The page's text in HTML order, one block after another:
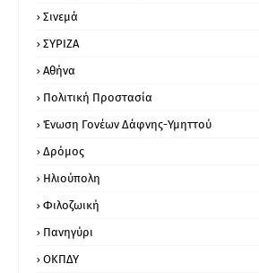
Σινεμά
ΣΥΡΙΖΑ
Αθήνα
Πολιτική Προστασία
Ένωση Γονέων Δάφνης-Υμηττού
Δρόμος
Ηλιούπολη
Φιλοζωική
Πανηγύρι
ΟΚΠΔΥ